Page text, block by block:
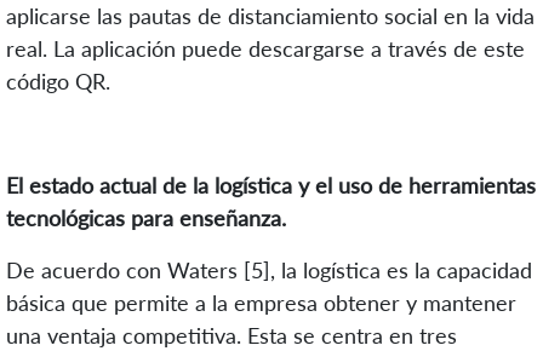
aplicarse las pautas de distanciamiento social en la vida
real. La aplicación puede descargarse a través de este
código QR.
El estado actual de la logística y el uso de herramientas
tecnológicas para enseñanza.
De acuerdo con Waters [5], la logística es la capacidad
básica que permite a la empresa obtener y mantener
una ventaja competitiva. Esta se centra en tres